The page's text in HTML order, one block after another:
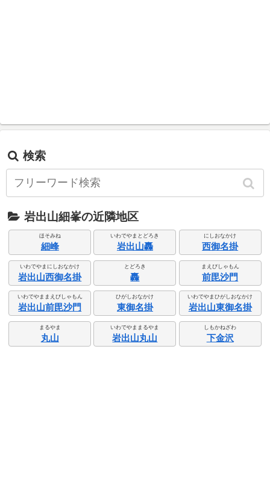
検索
岩出山細峯の近隣地区
ほそみね
細峰
いわでやまとどろき
岩出山轟
にしおなかけ
西御名掛
いわでやまにしおなかけ
岩出山西御名掛
とどろき
轟
まえびしゃもん
前毘沙門
いわでやままえびしゃもん
岩出山前毘沙門
ひがしおなかけ
東御名掛
いわでやまひがしおなかけ
岩出山東御名掛
まるやま
丸山
いわでやままるやま
岩出山丸山
しもかねざわ
下金沢